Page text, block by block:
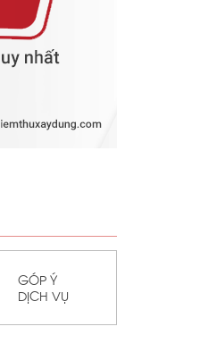
GÓP Ý
DỊCH VỤ